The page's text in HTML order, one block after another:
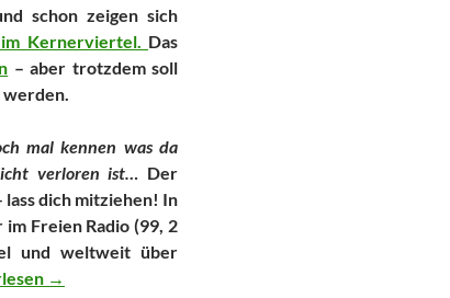
schon zeigen sich
Kernerviertel. Das
– aber trotzdem soll
werden.
mal kennen was da
verloren ist… Der
lass dich mitziehen! In
Freien Radio (99, 2
und weltweit über
zum Rosenstein
→